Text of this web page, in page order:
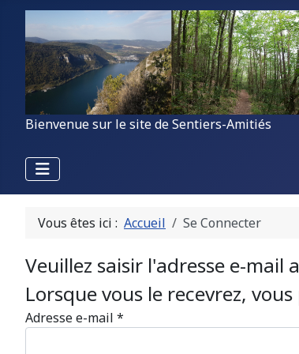
Bienvenue sur le site de Sentiers-Amitiés
Vous êtes ici : Accueil Se Connecter
Veuillez saisir l'adresse e-mail
Lorsque vous le recevrez,
Adresse e-mail *